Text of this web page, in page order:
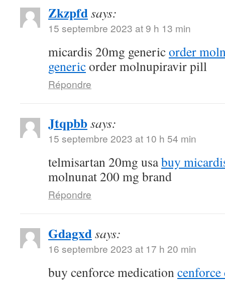
Zkzpfdsays:
15 septembre 2023 at 9 h 13 min
micardis 20mg genericorder
genericorder molnupiravir pill
Répondre
Jtqpbbsays:
15 septembre 2023 at 10 h 54 min
telmisartan 20mg usabuy
molnunat 200 mg brand
Répondre
Gdagxdsays:
16 septembre 2023 at 17 h 20 min
buy cenforce medicationcenforce